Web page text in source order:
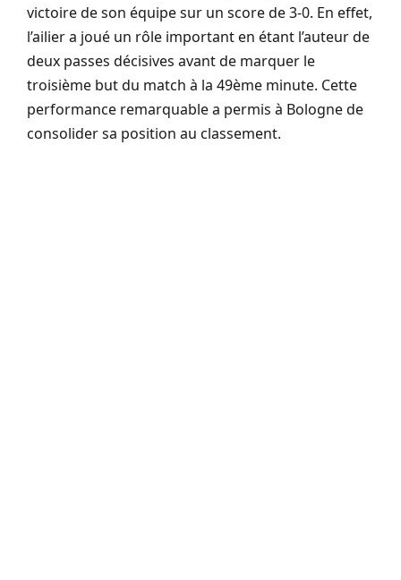
victoire de son équipe sur un score de 3-0. En effet,
l’ailier a joué un rôle important en étant l’auteur de
deux passes décisives avant de marquer le
troisième but du match à la 49ème minute. Cette
performance remarquable a permis à Bologne de
consolider sa position au classement.